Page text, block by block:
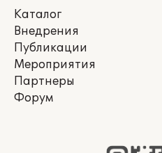
Каталог
Внедрения
Публикации
Мероприятия
Партнеры
Форум